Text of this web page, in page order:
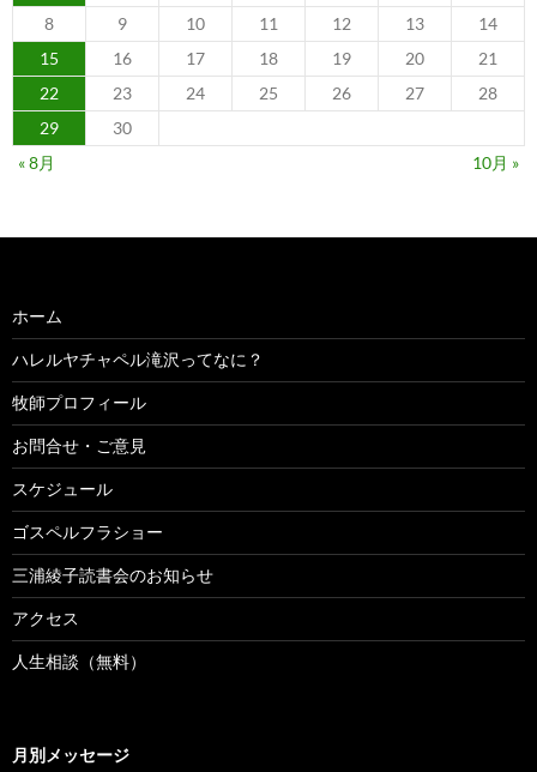
8
9 10 11 12 13
14
15
16 17 18 19 20
21
22
23 24 25 26 27
28
29
30
« 8月
10月 »
ホーム
ハレルヤチャペル滝沢ってなに？
牧師プロフィール
お問合せ・ご意見
スケジュール
ゴスペルフラショー
三浦綾子読書会のお知らせ
アクセス
人生相談（無料）
月別メッセージ